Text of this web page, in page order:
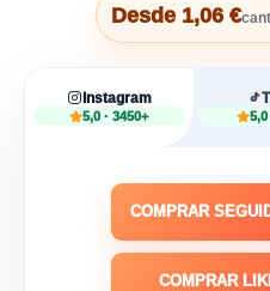
Desde 1,06 €
Instagram
5,0 · 3450+ 5,0
COMPRAR
COMPRAR